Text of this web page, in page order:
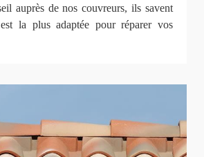
auprès de nos couvreurs, ils savent
la plus adaptée pour réparer vos